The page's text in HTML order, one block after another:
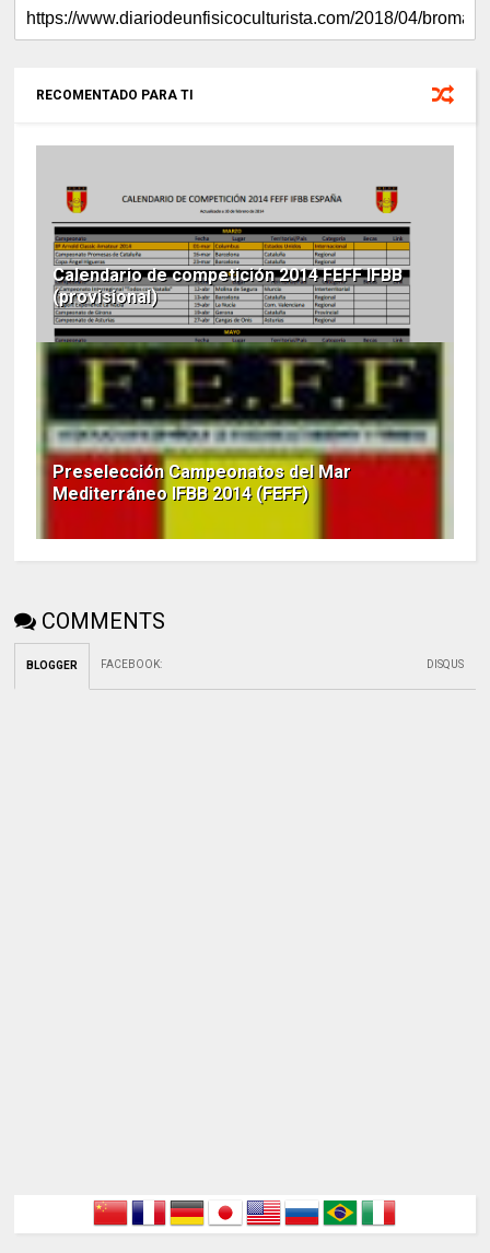
RECOMENTADO PARA TI
Calendario de competición 2014 FEFF IFBB
(provisional)
Preselección Campeonatos del Mar
Mediterráneo IFBB 2014 (FEFF)
COMMENTS
BLOGGER FACEBOOK: DISQUS